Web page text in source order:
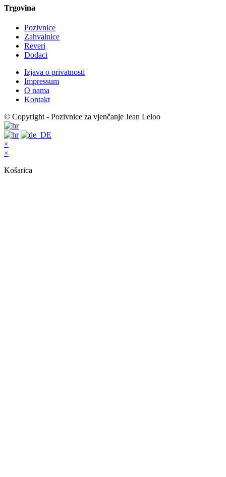
Trgovina
Pozivnice
Zahvalnice
Reveri
Dodaci
Izjava o privatnosti
Impressum
O nama
Kontakt
© Copyright - Pozivnice za vjenčanje Jean Leloo
×
×
Košarica